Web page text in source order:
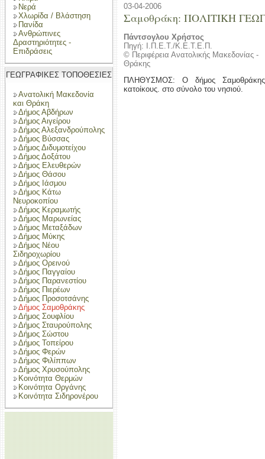
Νερά
Χλωρίδα / Βλάστηση
Πανίδα
Ανθρώπινες
Δραστηριότητες -
Επιδράσεις
ΓΕΩΓΡΑΦΙΚΕΣ ΤΟΠΟΘΕΣΙΕΣ
Ανατολική Μακεδονία
και Θράκη
Δήμος Αβδήρων
Δήμος Αιγείρου
Δήμος Αλεξανδρούπολης
Δήμος Βύσσας
Δήμος Διδυμοτείχου
Δήμος Δοξάτου
Δήμος Ελευθερών
Δήμος Θάσου
Δήμος Ιάσμου
Δήμος Κάτω
Νευροκοπίου
Δήμος Κεραμωτής
Δήμος Μαρωνείας
Δήμος Μεταξάδων
Δήμος Μύκης
Δήμος Νέου
Σιδηροχωρίου
Δήμος Ορεινού
Δήμος Παγγαίου
Δήμος Παρανεστίου
Δήμος Πιερέων
Δήμος Προσοτσάνης
Δήμος Σαμοθράκης
Δήμος Σουφλίου
Δήμος Σταυρούπολης
Δήμος Σώστου
Δήμος Τοπείρου
Δήμος Φερών
Δήμος Φιλίππων
Δήμος Χρυσούπολης
Κοινότητα Θερμών
Κοινότητα Οργάνης
Κοινότητα Σιδηρονέρου
03-04-2006
Σαμοθράκη: ΠΟΛΙΤΙΚΗ
Πάντσογλου Χρήστος
Πηγή: Ι.Π.Ε.Τ./Κ.Ε.Τ.Ε.Π.
© Περιφέρεια Ανατολικής Μακεδονίας -
Θράκης
ΠΛΗΘΥΣΜΟΣ: Ο δήμος Σαμοθράκης
κατοίκους. στο σύνολο του νησιού.